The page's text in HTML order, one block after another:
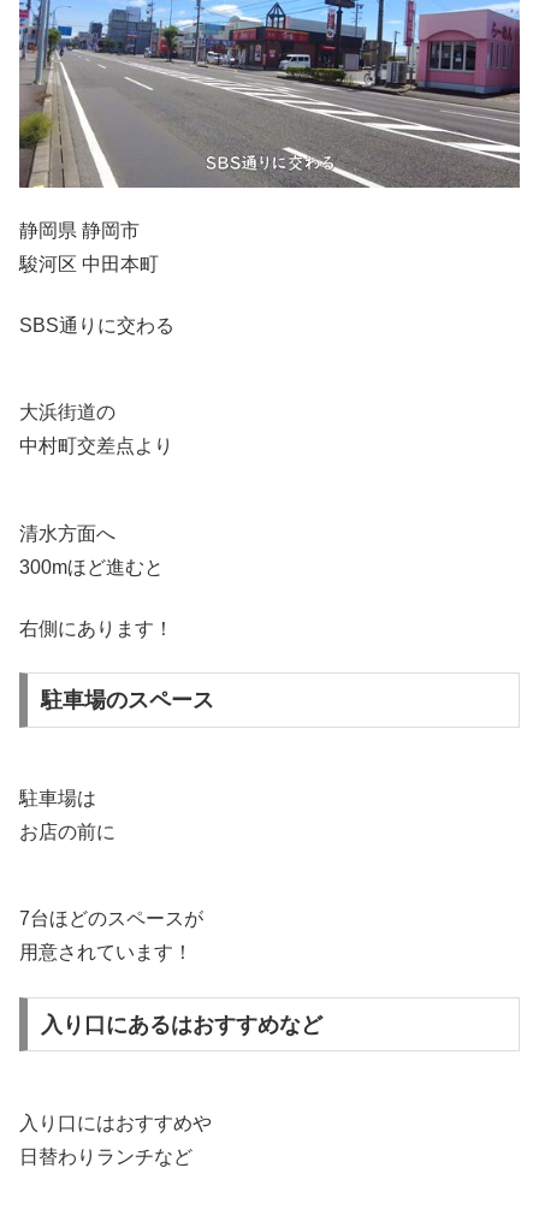
静岡県 静岡市
駿河区 中田本町
SBS通りに交わる
大浜街道の
中村町交差点より
清水方面へ
300mほど進むと
右側にあります！
駐車場のスペース
駐車場は
お店の前に
7台ほどのスペースが
用意されています！
入り口にあるはおすすめなど
入り口にはおすすめや
日替わりランチなど